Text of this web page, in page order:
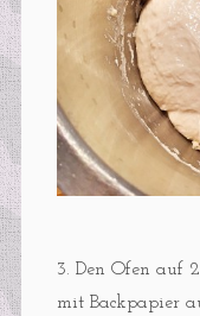
3. Den Ofen auf
mit Backpapier